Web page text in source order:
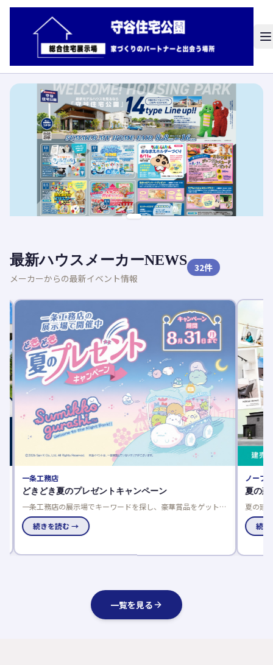
最新ハウスメーカーNEWS
メーカーからの最新イベント情報
32件
一条工務店
どきどき夏のプレゼントキャンペーン
一条工務店の展示場でキーワードを探し、豪華賞品をゲットし
よう！応募は一人一回限り、当選発表は特設サイトと賞品お届
けで。続きを読む →
ノーブ
夏の建
夏の建
談でさ
で、家
続き
一覧を見る